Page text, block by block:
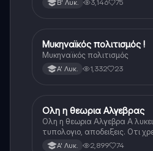
Β' Λυκ. 3,146 75
Ιστορία
Μυκηναϊκός πολιτισμός !
Μυκηναϊκός πολιτισμός
Α' Λυκ. 1,332 23
Μαθηματικά
Ολη η θεωρια Αλγεβρας
Ολη η θεωρια Αλγεβρα Α
τυπολογιο, αποδειξεις. Οτι
για το θεωρητικο κομματι της
Α' Λυκ. 2,899 74